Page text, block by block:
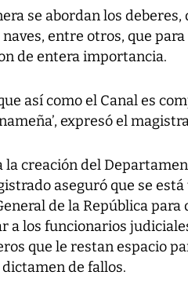
se abordan los
entre otros, que
de entera importancia.
así como el Canal es
expresó el
creación del
aseguró que se
de la República
a los funcionarios
que le restan espacio
de fallos.